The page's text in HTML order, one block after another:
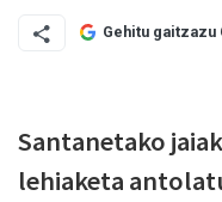
Gehitu gaitzazu
Santanetako
lehiaketa